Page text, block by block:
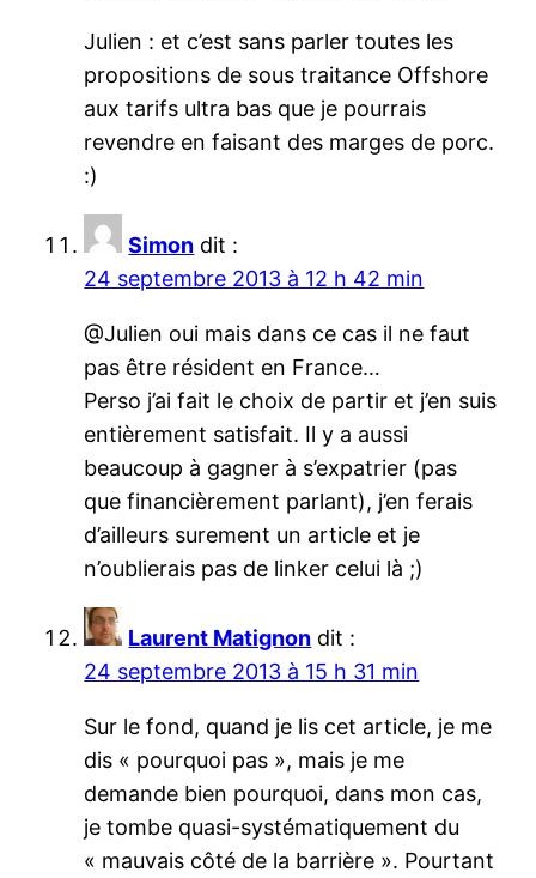
Julien : et c’est sans parler toutes les
propositions de sous traitance Offshore
aux tarifs ultra bas que je pourrais
revendre en faisant des marges de porc.
:)
Simon dit :
24 septembre 2013 à 12 h 42 min
@Julien oui mais dans ce cas il ne faut
pas être résident en France…
Perso j’ai fait le choix de partir et j’en suis
entièrement satisfait. Il y a aussi
beaucoup à gagner à s’expatrier (pas
que financièrement parlant), j’en ferais
d’ailleurs surement un article et je
n’oublierais pas de linker celui là ;)
Laurent Matignon dit :
24 septembre 2013 à 15 h 31 min
Sur le fond, quand je lis cet article, je me
dis « pourquoi pas », mais je me
demande bien pourquoi, dans mon cas,
je tombe quasi-systématiquement du
« mauvais côté de la barrière ». Pourtant